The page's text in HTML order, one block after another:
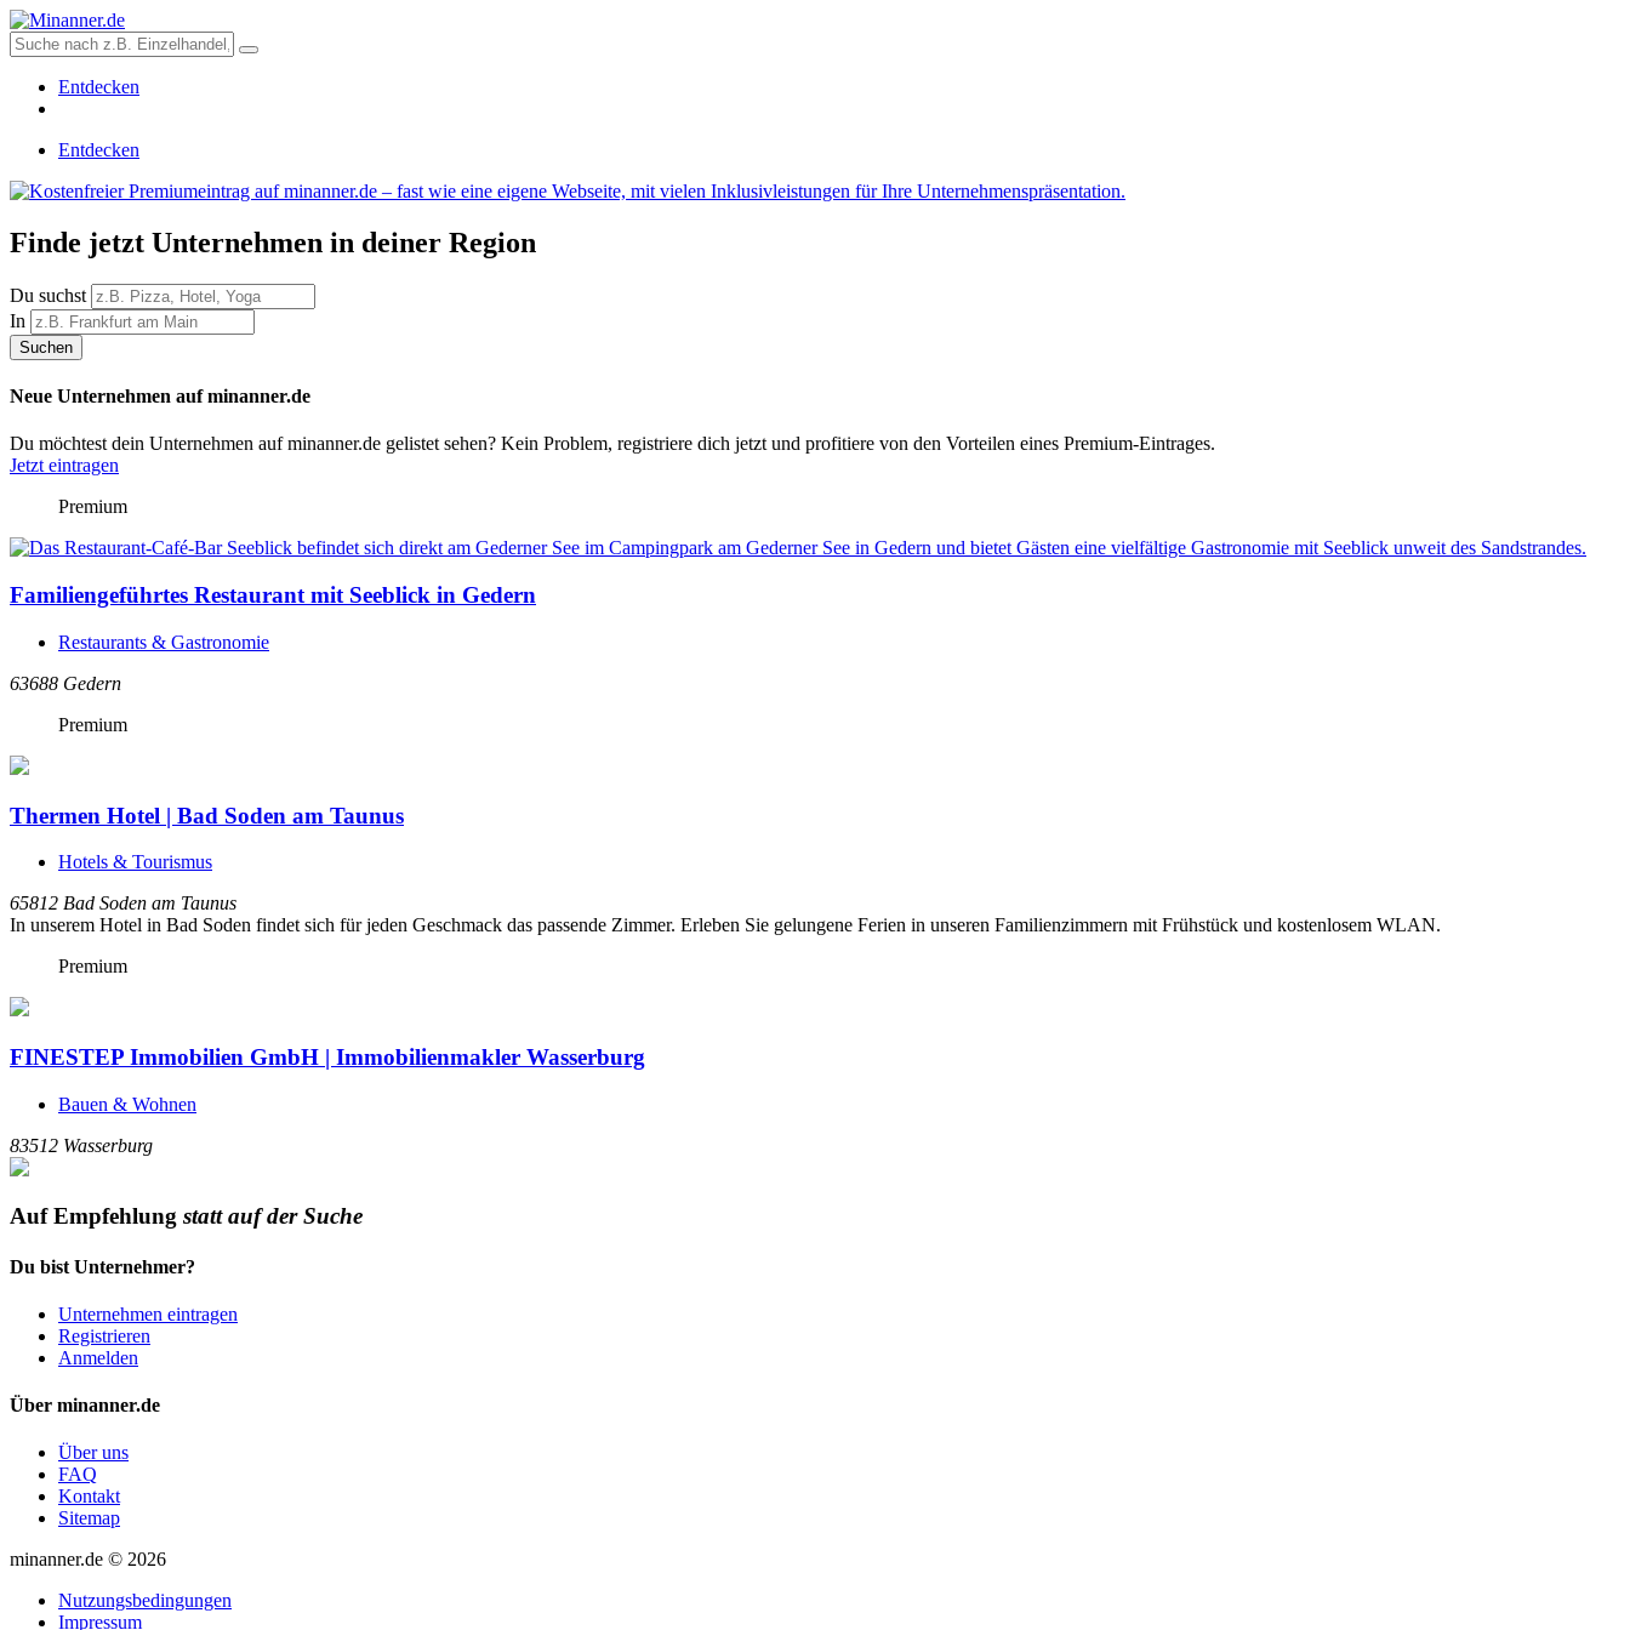
Entdecken
Entdecken
Finde jetzt Unternehmen in deiner Region
Du suchst
In
Suchen
Neue Unternehmen auf minanner.de
Du möchtest dein Unternehmen auf minanner.de gelistet sehen? Kein Problem, registriere dich jetzt und profitiere von den Vorteilen eines Premium-Eintrages.
Jetzt eintragen
Premium
Familiengeführtes Restaurant mit Seeblick in Gedern
Restaurants & Gastronomie
63688 Gedern
Premium
Thermen Hotel | Bad Soden am Taunus
Hotels & Tourismus
65812 Bad Soden am Taunus
In unserem Hotel in Bad Soden findet sich für jeden Geschmack das passende Zimmer. Erleben Sie gelungene Ferien in unseren Familienzimmern mit Frühstück und kostenlosem WLAN.
Premium
FINESTEP Immobilien GmbH | Immobilienmakler Wasserburg
Bauen & Wohnen
83512 Wasserburg
Auf Empfehlung statt auf der Suche
Du bist Unternehmer?
Unternehmen eintragen
Registrieren
Anmelden
Über minanner.de
Über uns
FAQ
Kontakt
Sitemap
minanner.de © 2026
Nutzungsbedingungen
Impressum